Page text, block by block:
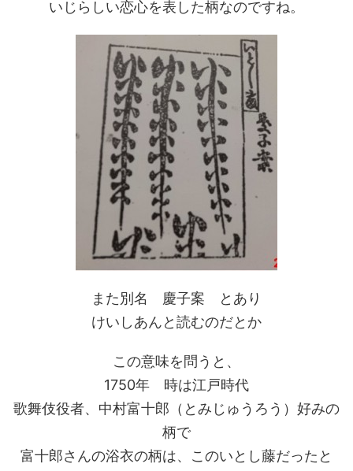
いじらしい恋心を表した柄なのですね。
また別名 慶子案 とあり
けいしあんと読むのだとか
この意味を問うと、
1750年 時は江戸時代
歌舞伎役者、中村富十郎（とみじゅうろう）好みの
柄で
富十郎さんの浴衣の柄は、このいとし藤だったと